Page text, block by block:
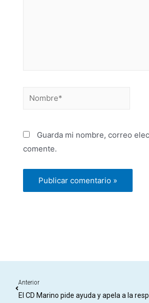
Guarda mi nombre, correo
comente.
Anterior